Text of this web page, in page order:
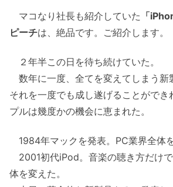
マコなり社長も紹介していた 「
ピーチは、絶品です。ご紹介します。
２年半この日を待ち続けていた。
数年に一度、全てを変えてしまう新
それを一度でも成し遂げることができ
プルは幾度かの機会に恵まれた。
1984年マックを発表。PC業界全体
2001初代iPod。音楽の聴き方だけ
体を変えた。